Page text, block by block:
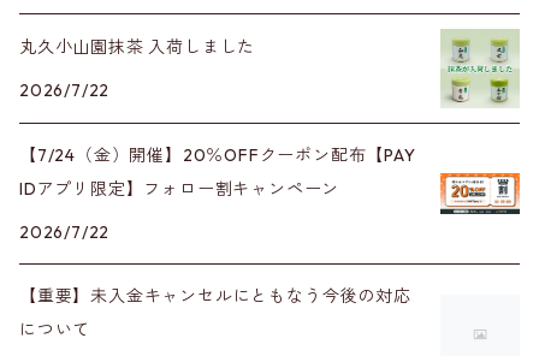
丸久小山園抹茶 入荷しました
2026/7/22
【7/24（金）開催】20％OFFクーポン配布【PAY
IDアプリ限定】フォロー割キャンペーン
2026/7/22
【重要】未入金キャンセルにともなう今後の対応
について